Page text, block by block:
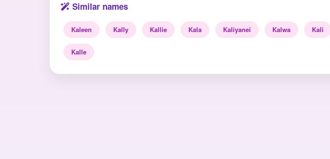
Similar names
Kaleen Kally Kallie Kala Kaliyanei Kalwa Kali
Kalle